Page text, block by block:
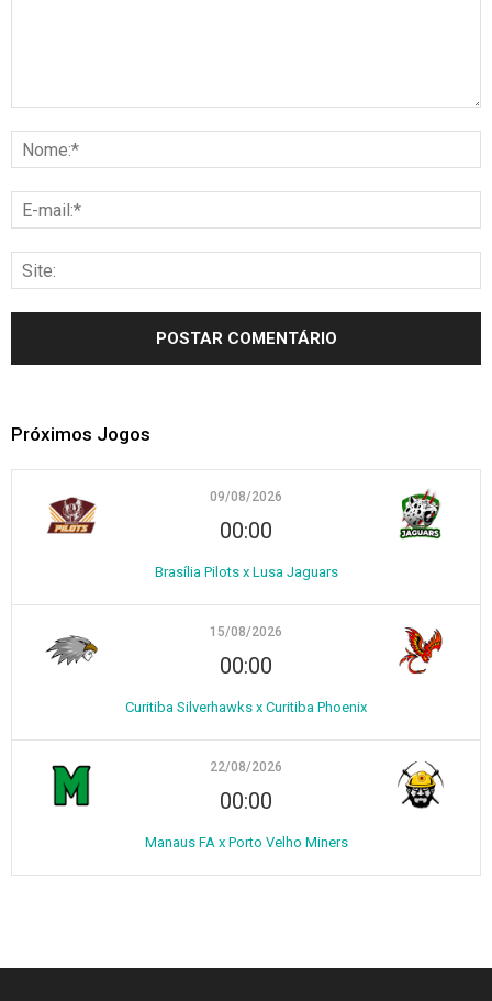
Próximos Jogos
09/08/2026
00:00
Brasília Pilots x Lusa Jaguars
15/08/2026
00:00
Curitiba Silverhawks x Curitiba Phoenix
22/08/2026
00:00
Manaus FA x Porto Velho Miners